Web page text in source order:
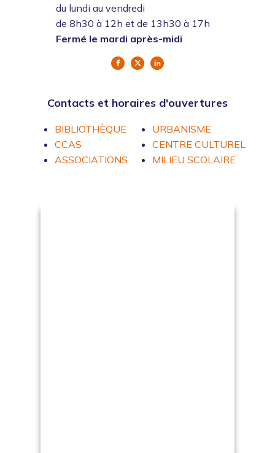
du lundi au vendredi
de 8h30 à 12h et de 13h30 à 17h
Fermé le mardi après-midi
Contacts et horaires d'ouvertures
BIBLIOTHÈQUE
CCAS
ASSOCIATIONS
URBANISME
CENTRE CULTUREL
MILIEU SCOLAIRE